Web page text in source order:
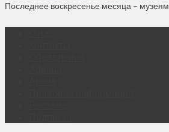
Последнее воскресенье месяца – музеям